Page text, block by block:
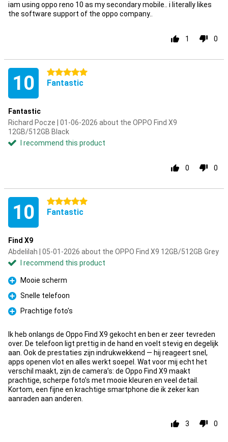
iam using oppo reno 10 as my secondary mobile.. i literally likes
the software support of the oppo company..
1 0
10 5 stars
Fantastic
Fantastic
Richard Pocze | 01-06-2026 about the OPPO Find X9
12GB/512GB Black
I recommend this product
0 0
10 5 stars
Fantastic
Find X9
Abdelilah | 05-01-2026 about the OPPO Find X9 12GB/512GB Grey
I recommend this product
Pro
Mooie scherm
Pro
Snelle telefoon
Pro
Prachtige foto's
Ik heb onlangs de Oppo Find X9 gekocht en ben er zeer tevreden
over. De telefoon ligt prettig in de hand en voelt stevig en degelijk
aan. Ook de prestaties zijn indrukwekkend — hij reageert snel,
apps openen vlot en alles werkt soepel. Wat voor mij echt het
verschil maakt, zijn de camera’s: de Oppo Find X9 maakt
prachtige, scherpe foto’s met mooie kleuren en veel detail.
Kortom, een fijne en krachtige smartphone die ik zeker kan
aanraden aan anderen.
3 0